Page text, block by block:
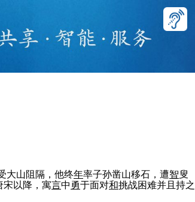
大山阻隔，他终年率子孙凿山移石，遭智叟
宋以降，寓言中 勇于面对和挑战困难并且持之